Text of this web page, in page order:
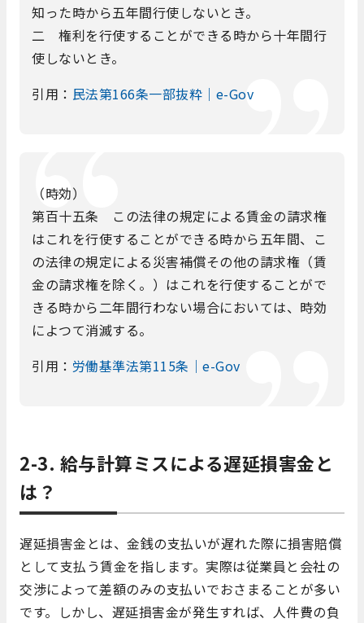
知った時から五年間行使しないとき。
二 権利を行使することができる時から十年間行
使しないとき。
引用： 民法第166条一部抜粋｜e-Gov
（時効）
第百十五条 この法律の規定による賃金の請求権
はこれを行使することができる時から五年間、こ
の法律の規定による災害補償その他の請求権（賃
金の請求権を除く。）はこれを行使することがで
きる時から二年間行わない場合においては、時効
によつて消滅する。
引用： 労働基準法第115条｜e-Gov
2-3. 給与計算ミスによる遅延損害金と
は？
遅延損害金とは、金銭の支払いが遅れた際に損害賠償
として支払う賃金を指します。実際は従業員と会社の
交渉によって差額のみの支払いでおさまることが多い
です。しかし、遅延損害金が発生すれば、人件費の負